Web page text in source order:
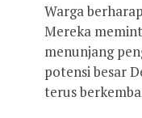
Warga
Mereka
menunjang
potensi besar
terus